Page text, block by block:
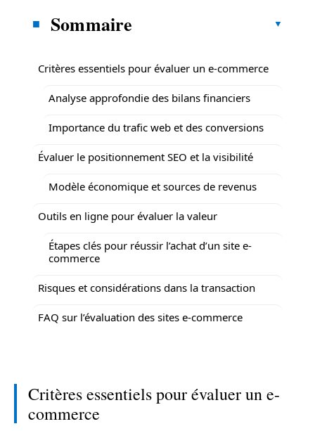
Sommaire
Critères essentiels pour évaluer un e-commerce
Analyse approfondie des bilans financiers
Importance du trafic web et des conversions
Évaluer le positionnement SEO et la visibilité
Modèle économique et sources de revenus
Outils en ligne pour évaluer la valeur
Étapes clés pour réussir l’achat d’un site e-
commerce
Risques et considérations dans la transaction
FAQ sur l’évaluation des sites e-commerce
Critères essentiels pour évaluer un e-
commerce